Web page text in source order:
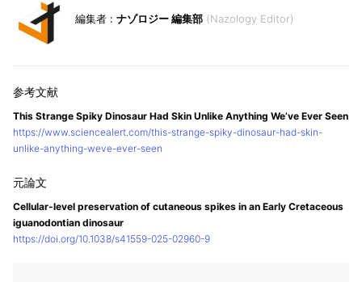
ナゾロジー 編集部 Nazology Editor
This Strange Spiky Dinosaur Had Skin Unlike Anything We’ve Ever Seen
https://www.sciencealert.com/this-strange-spiky-dinosaur-had-skin-
unlike-anything-weve-ever-seen
Cellular-level preservation of cutaneous spikes in an Early Cretaceous
iguanodontian dinosaur
https://doi.org/10.1038/s41559-025-02960-9